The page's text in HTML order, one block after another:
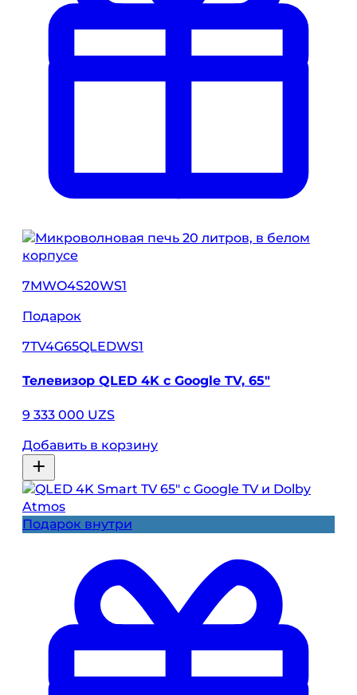
7MWO4S20WS1
Подарок
7TV4G65QLEDWS1
Телевизор QLED 4K с Google TV, 65″
9 333 000 UZS
Добавить в корзину
Подарок внутри